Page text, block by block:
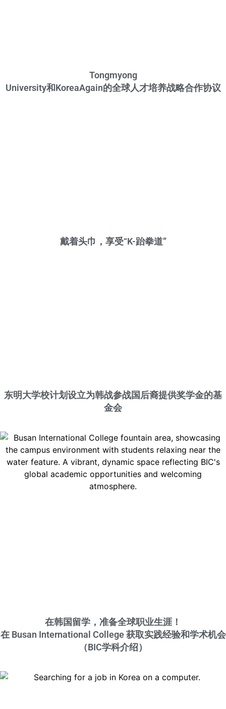
Tongmyong
University和KoreaAgain的全球人才培养战略合作协议
戴着头巾，享受“K-跆拳道”
东明大学校计划设立为韩战参战国后裔提供奖学金的基
金会
在韩国留学，准备全球职业生涯！
在 Busan International College 获取实践经验和学术机会
（BIC学科介绍）